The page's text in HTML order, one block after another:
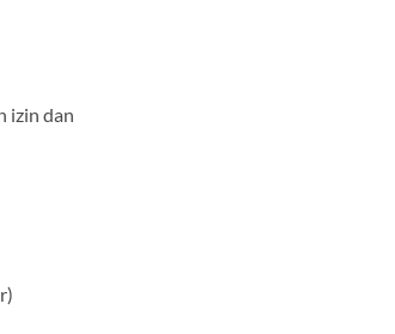
izin dan